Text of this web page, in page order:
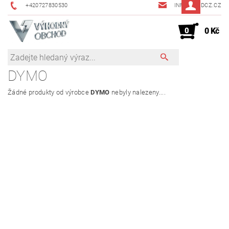
+420727830530 INFO@JMDCZ.CZ
0 0 Kč
DYMO
Žádné produkty od výrobceDYMO nebyly nalezeny....